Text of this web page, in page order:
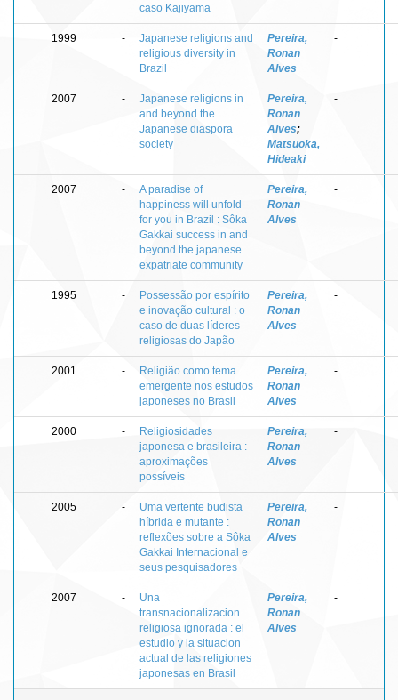
caso Kajiyama
1999 -
Japanese religions and
religious diversity in
Brazil
Pereira,
Ronan
Alves
-
2007 -
Japanese religions in
and beyond the
Japanese diaspora
society
Pereira,
Ronan
Alves;
Matsuoka,
Hideaki
-
2007 -
A paradise of
happiness will unfold
for you in Brazil : Sôka
Gakkai success in and
beyond the japanese
expatriate community
Pereira,
Ronan
Alves
-
1995 -
Possessão por espírito
e inovação cultural : o
caso de duas líderes
religiosas do Japão
Pereira,
Ronan
Alves
-
2001 -
Religião como tema
emergente nos estudos
japoneses no Brasil
Pereira,
Ronan
Alves
-
2000 -
Religiosidades
japonesa e brasileira :
aproximações
possíveis
Pereira,
Ronan
Alves
-
2005 -
Uma vertente budista
híbrida e mutante :
reflexões sobre a Sôka
Gakkai Internacional e
seus pesquisadores
Pereira,
Ronan
Alves
-
2007 -
Una
transnacionalizacion
religiosa ignorada : el
estudio y la situacion
actual de las religiones
japonesas en Brasil
Pereira,
Ronan
Alves
-